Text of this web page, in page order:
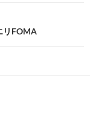
リFOMA